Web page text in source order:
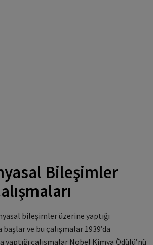
Bileşimler
bileşimler üzerine yaptığı
başlar ve bu çalışmalar 1939’da
yaptığı çalışmalar Nobel Kimya Ödülü’nü